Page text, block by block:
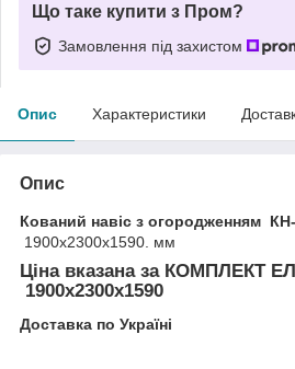
Що таке купити з Пром?
Замовлення під захистом
Опис Характеристики
Опис
Кований навіс з огородженням
1900х2300х1590. мм
Ціна вказана за КОМПЛЕКТ
1900х2300х1590
Доставка по Україні